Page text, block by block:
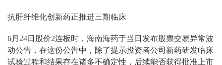
抗肝纤维化创新药正推进三期临床
6月24日股价2连板时，海南海药于当日发布股票交易异常波
动公告，在这份公告中，除了提示投资者公司新药研发临床
试验过程和结果存在诸多不确定性，后续能否获得批准上市